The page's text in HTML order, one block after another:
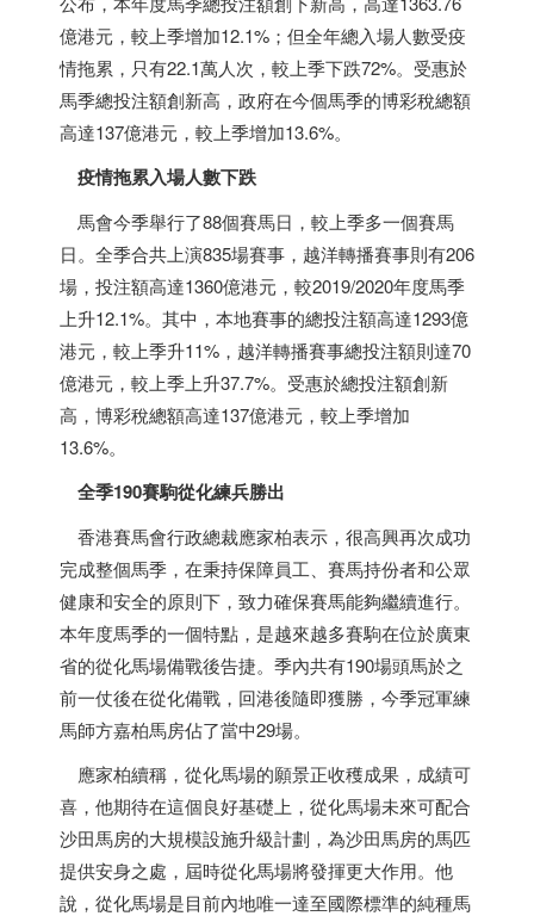
億港元，較上季增加12.1%；但全年總入場人數受疫
情拖累，只有22.1萬人次，較上季下跌72%。受惠於
馬季總投注額創新高，政府在今個馬季的博彩稅總額
高達137億港元，較上季增加13.6%。
疫情拖累入場人數下跌
馬會今季舉行了88個賽馬日，較上季多一個賽馬
日。全季合共上演835場賽事，越洋轉播賽事則有206
場，投注額高達1360億港元，較2019/2020年度馬季
上升12.1%。其中，本地賽事的總投注額高達1293億
港元，較上季升11%，越洋轉播賽事總投注額則達70
億港元，較上季上升37.7%。受惠於總投注額創新
高，博彩稅總額高達137億港元，較上季增加
13.6%。
全季190賽駒從化練兵勝出
香港賽馬會行政總裁應家柏表示，很高興再次成功
完成整個馬季，在秉持保障員工、賽馬持份者和公眾
健康和安全的原則下，致力確保賽馬能夠繼續進行。
本年度馬季的一個特點，是越來越多賽駒在位於廣東
省的從化馬場備戰後告捷。季內共有190場頭馬於之
前一仗後在從化備戰，回港後隨即獲勝，今季冠軍練
馬師方嘉柏馬房佔了當中29場。
應家柏續稱，從化馬場的願景正收穫成果，成績可
喜，他期待在這個良好基礎上，從化馬場未來可配合
沙田馬房的大規模設施升級計劃，為沙田馬房的馬匹
提供安身之處，屆時從化馬場將發揮更大作用。他
說，從化馬場是目前內地唯一達至國際標準的純種馬